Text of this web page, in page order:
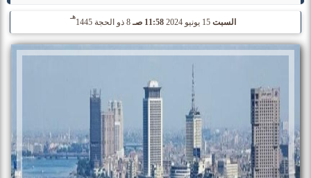
السبت 15 يونيو 2024 11:58 صـ 8 ذو الحجة 1445
هـ